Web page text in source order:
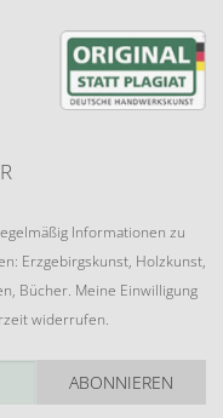
Informationen zu
Erzgebirgskunst, Holzkunst,
Bücher. Meine Einwilligung
widerrufen.
ABONNIEREN